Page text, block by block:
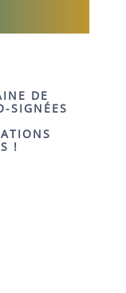
DE
SIGNÉES
!